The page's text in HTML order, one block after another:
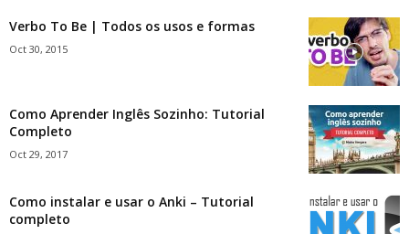
Verbo To Be | Todos os usos e formas
Oct 30, 2015
Como Aprender Inglês Sozinho: Tutorial
Completo
Oct 29, 2017
Como instalar e usar o Anki – Tutorial
completo